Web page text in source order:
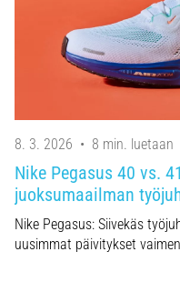
8. 3. 2026 • 8 min. luetaan
Nike Pegasus 40 vs.
juoksumaailman
Nike Pegasus: Siivekäs
uusimmat päivitykset